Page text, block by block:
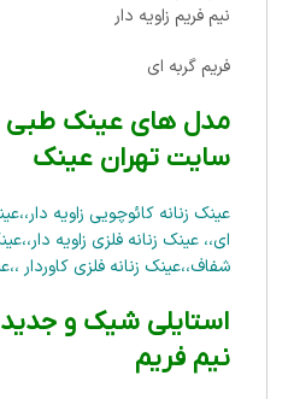
نیم فریم زاویه دار
فریم گربه ای
مدل های عینک طبی
سایت تهران عینک
عینک زنانه کائوچویی زاویه دار،،
ای،،عینک زنانه فلزی زاویه دار،،
شفاف،،عینک زنانه فلزی کاوردار ،،
استایلی شیک و
نیم فریم